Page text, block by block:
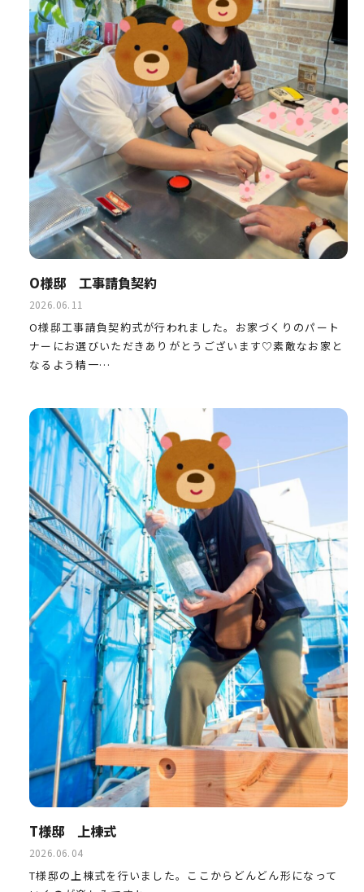
O様邸 工事請負契約
2026.06.11
O様邸工事請負契約式が行われました。お家づくりのパート
ナーにお選びいただきありがとうございます♡素敵なお家と
なるよう精一…
T様邸 上棟式
2026.06.04
T様邸の上棟式を行いました。ここからどんどん形になって